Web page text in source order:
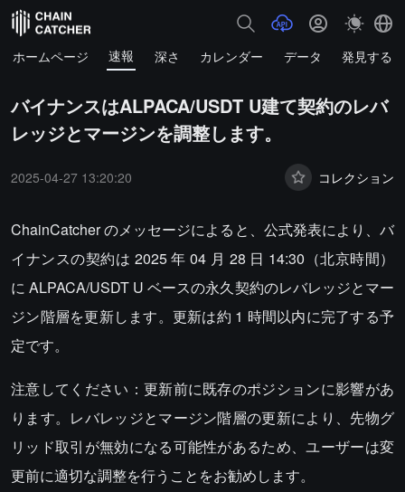
ホームページ 速報 深さ カレンダー データ 発見する
バイナンスはALPACA/USDT U建て契約のレバ
レッジとマージンを調整します。
2025-04-27 13:20:20 コレクション
ChainCatcher のメッセージによると、公式発表により、バ
イナンスの契約は 2025 年 04 月 28 日 14:30（北京時間）
に ALPACA/USDT U ベースの永久契約のレバレッジとマー
ジン階層を更新します。更新は約 1 時間以内に完了する予
定です。
注意してください：更新前に既存のポジションに影響があ
ります。レバレッジとマージン階層の更新により、先物グ
リッド取引が無効になる可能性があるため、ユーザーは変
更前に適切な調整を行うことをお勧めします。